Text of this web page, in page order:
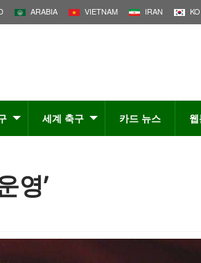
ARABIA VIETNAM IRAN
세계 축구 카드 뉴스
영’